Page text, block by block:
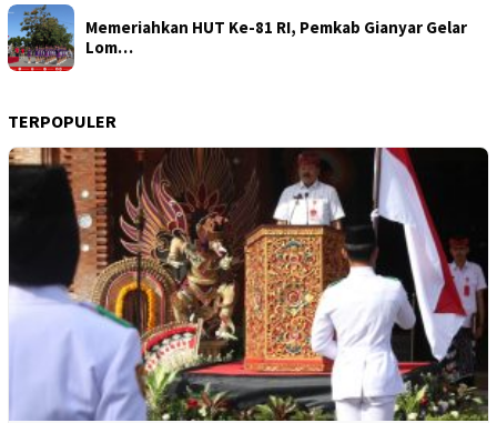
Memeriahkan HUT Ke-81 RI, Pemkab Gianyar Gelar
Lom…
TERPOPULER